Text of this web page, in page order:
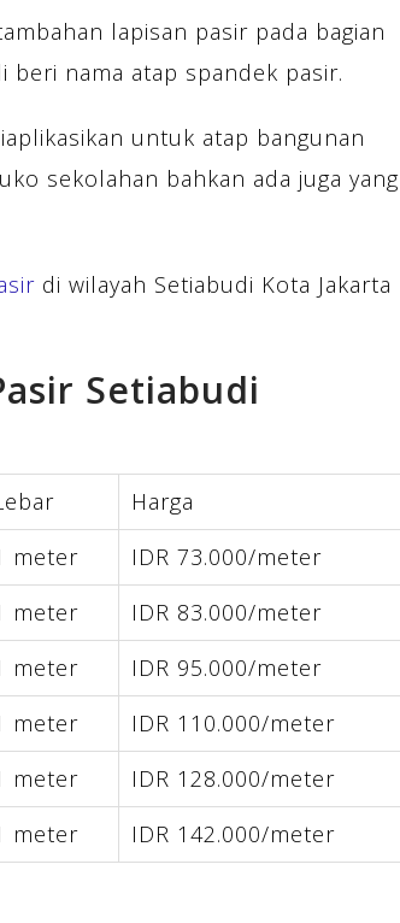
lapisan pasir pada bagian
beri nama atap spandek pasir.
untuk atap bangunan
sekolahan bahkan ada juga yang
di wilayah Setiabudi Kota Jakarta
Setiabudi
Harga
meter
IDR 73.000/meter
meter
IDR 83.000/meter
meter
IDR 95.000/meter
meter
IDR 110.000/meter
meter
IDR 128.000/meter
meter IDR 142.000/meter